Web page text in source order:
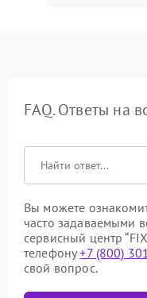
FAQ. Ответы на
Вы можете
часто задаваемыми
сервисный центр
телефону+7 (800)
свой вопрос.